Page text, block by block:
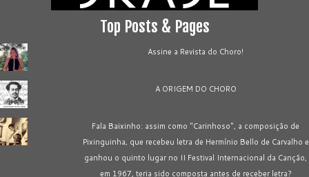
Top Posts & Pages
Assine a Revista do Choro!
A ORIGEM DO CHORO
Fala Baixinho: assim como "Carinhoso", a composição de
Pixinguinha, que recebeu letra de Hermínio Bello de Carvalho e
ganhou o quinto lugar no II Festival Internacional da Canção,
em 1967, teria sido composta antes de receber letra?